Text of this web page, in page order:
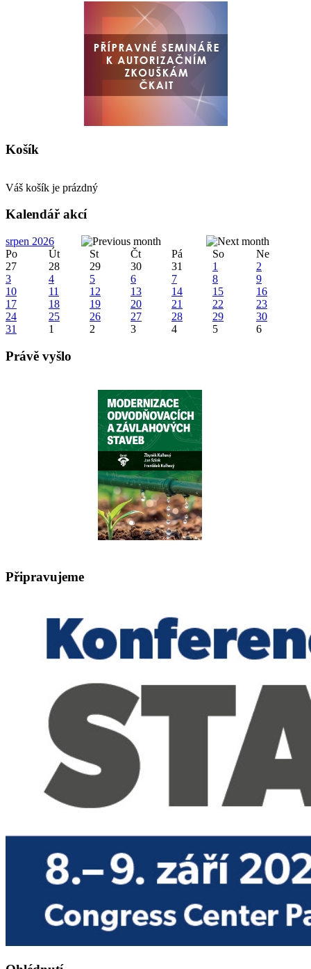
Košík
Váš košík je prázdný
Kalendář akcí
srpen 2026
Po
Út St Čt Pá So
Ne
27
28 29 30 31 1
2
3
4 5 6 7 8
9
10
11 12 13 14 15
16
17
18 19 20 21 22
23
24
25 26 27 28 29
30
31
1 2 3 4 5 6
Právě vyšlo
Připravujeme